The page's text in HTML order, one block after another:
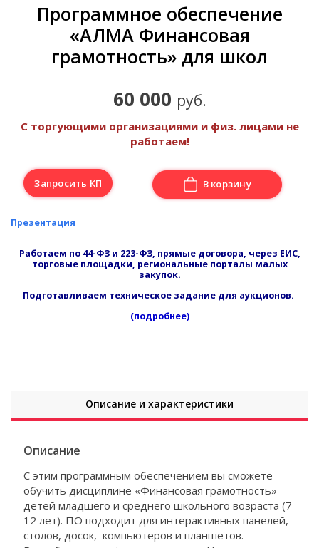
Программное обеспечение
«АЛМА Финансовая
грамотность» для школ
60 000 руб.
С торгующими организациями и физ. лицами не
работаем!
Запросить КП В корзину
Презентация
Работаем по 44-ФЗ и 223-ФЗ, прямые договора, через ЕИС,
торговые площадки, региональные порталы малых
закупок.
Подготавливаем техническое задание для аукционов.
(подробнее)
Описание и характеристики
Описание
С этим программным обеспечением вы сможете
обучить дисциплине «Финансовая грамотность»
детей младшего и среднего школьного возраста (7-
12 лет). ПО подходит для интерактивных панелей,
столов, досок, компьютеров и планшетов.